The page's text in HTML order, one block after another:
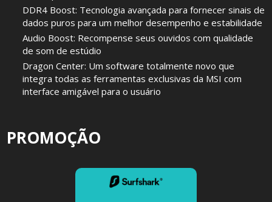
DDR4 Boost: Tecnologia avançada para fornecer sinais de
dados puros para um melhor desempenho e estabilidade
Audio Boost: Recompense seus ouvidos com qualidade
de som de estúdio
Dragon Center: Um software totalmente novo que
integra todas as ferramentas exclusivas da MSI com
interface amigável para o usuário
PROMOÇÃO